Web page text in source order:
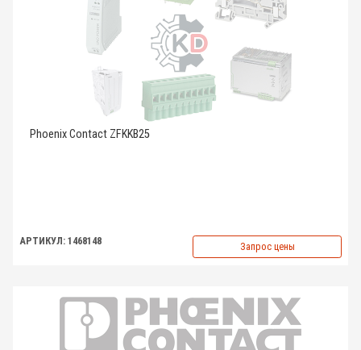
Phoenix Contact ZFKKB25
АРТИКУЛ: 1468148 Запрос цены